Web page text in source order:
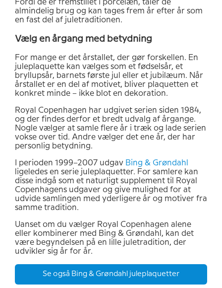
Fordi de er fremstillet i porcelæn, tåler de
almindelig brug og kan tages frem år efter år som
en fast del af juletraditionen.
Vælg en årgang med betydning
For mange er det årstallet, der gør forskellen. En
juleplaquette kan vælges som et fødselsår, et
bryllupsår, barnets første jul eller et jubilæum. Når
årstallet er en del af motivet, bliver plaquetten et
konkret minde – ikke blot en dekoration.
Royal Copenhagen har udgivet serien siden 1984,
og der findes derfor et bredt udvalg af årgange.
Nogle vælger at samle flere år i træk og lade serien
vokse over tid. Andre vælger det ene år, der har
personlig betydning.
I perioden 1999–2007 udgav Bing & Grøndahl
ligeledes en serie juleplaquetter. For samlere kan
disse indgå som et naturligt supplement til Royal
Copenhagens udgaver og give mulighed for at
udvide samlingen med yderligere år og motiver fra
samme tradition.
Uanset om du vælger Royal Copenhagen alene
eller kombinerer med Bing & Grøndahl, kan det
være begyndelsen på en lille juletradition, der
udvikler sig år for år.
Se også Bing & Grøndahl juleplaquetter